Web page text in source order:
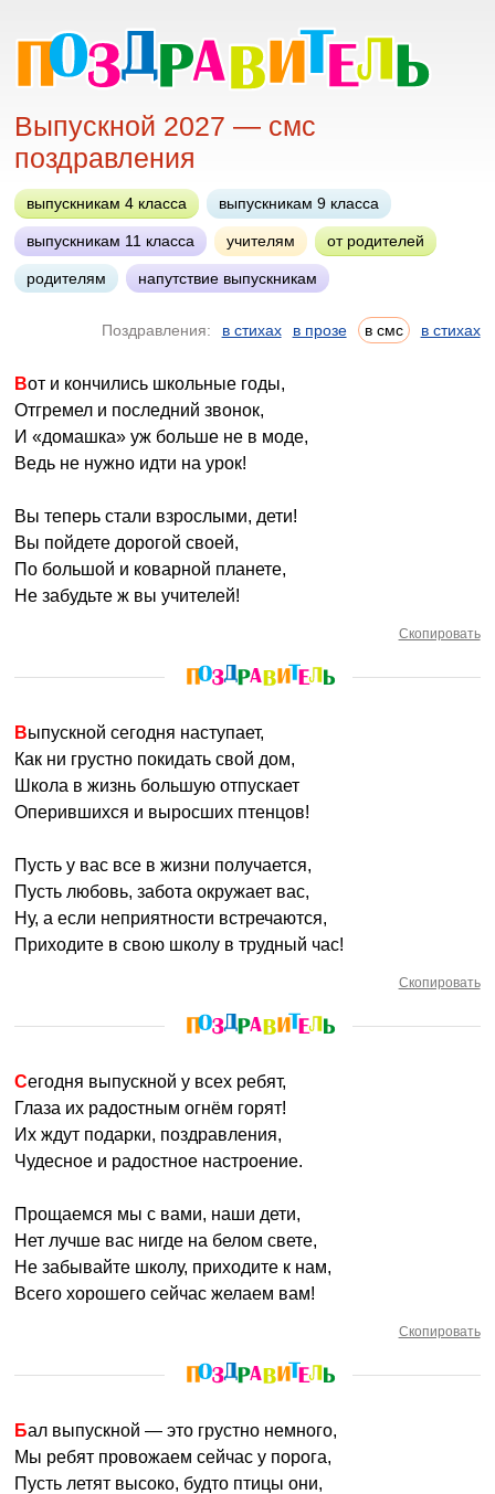
Выпускной 2027 — смс
поздравления
выпускникам 4 класса выпускникам 9 класса
выпускникам 11 класса учителям от родителей
родителям напутствие выпускникам
Поздравления: в стихах в прозе в смс в стихах
Вот и кончились школьные годы,
Отгремел и последний звонок,
И «домашка» уж больше не в моде,
Ведь не нужно идти на урок!
Вы теперь стали взрослыми, дети!
Вы пойдете дорогой своей,
По большой и коварной планете,
Не забудьте ж вы учителей!
Скопировать
Выпускной сегодня наступает,
Как ни грустно покидать свой дом,
Школа в жизнь большую отпускает
Оперившихся и выросших птенцов!
Пусть у вас все в жизни получается,
Пусть любовь, забота окружает вас,
Ну, а если неприятности встречаются,
Приходите в свою школу в трудный час!
Скопировать
Сегодня выпускной у всех ребят,
Глаза их радостным огнём горят!
Их ждут подарки, поздравления,
Чудесное и радостное настроение.
Прощаемся мы с вами, наши дети,
Нет лучше вас нигде на белом свете,
Не забывайте школу, приходите к нам,
Всего хорошего сейчас желаем вам!
Скопировать
Бал выпускной — это грустно немного,
Мы ребят провожаем сейчас у порога,
Пусть летят высоко, будто птицы они,